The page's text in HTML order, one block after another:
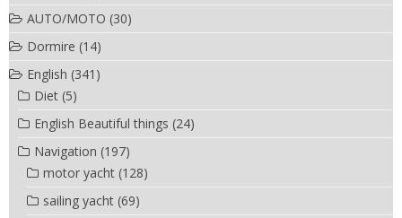
AUTO/MOTO (30)
Dormire (14)
English (341)
Diet (5)
English Beautiful things (24)
Navigation (197)
motor yacht (128)
sailing yacht (69)